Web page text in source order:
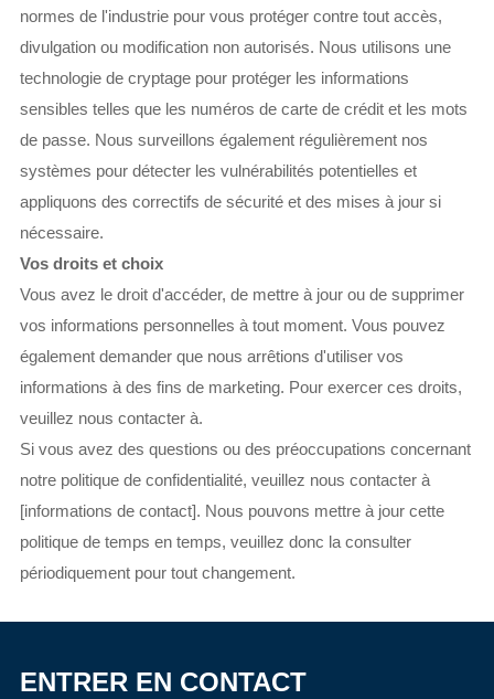
normes de l'industrie pour vous protéger contre tout accès,
divulgation ou modification non autorisés. Nous utilisons une
technologie de cryptage pour protéger les informations
sensibles telles que les numéros de carte de crédit et les mots
de passe. Nous surveillons également régulièrement nos
systèmes pour détecter les vulnérabilités potentielles et
appliquons des correctifs de sécurité et des mises à jour si
nécessaire.
Vos droits et choix
Vous avez le droit d'accéder, de mettre à jour ou de supprimer
vos informations personnelles à tout moment. Vous pouvez
également demander que nous arrêtions d'utiliser vos
informations à des fins de marketing. Pour exercer ces droits,
veuillez nous contacter à.
Si vous avez des questions ou des préoccupations concernant
notre politique de confidentialité, veuillez nous contacter à
[informations de contact]. Nous pouvons mettre à jour cette
politique de temps en temps, veuillez donc la consulter
périodiquement pour tout changement.
ENTRER EN CONTACT